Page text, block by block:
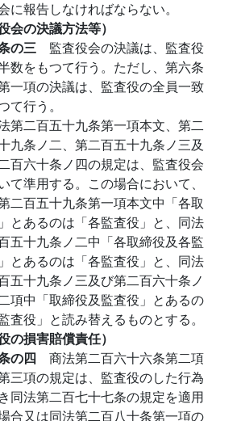
に報告しなければならない。
会の決議方法等）
の三 監査役会の決議は、監査役
数をもつて行う。ただし、第六条
一項の決議は、監査役の全員一致
て行う。
第二百五十九条第一項本文、第二
九条ノ二、第二百五十九条ノ三及
百六十条ノ四の規定は、監査役会
て準用する。この場合において、
二百五十九条第一項本文中「各取
とあるのは「各監査役」と、同法
五十九条ノ二中「各取締役及各監
とあるのは「各監査役」と、同法
五十九条ノ三及び第二百六十条ノ
項中「取締役及監査役」とあるの
査役」と読み替えるものとする。
の損害賠償責任）
の四 商法第二百六十六条第二項
三項の規定は、監査役のした行為
同法第二百七十七条の規定を適用
合又は同法第二百八十条第一項の